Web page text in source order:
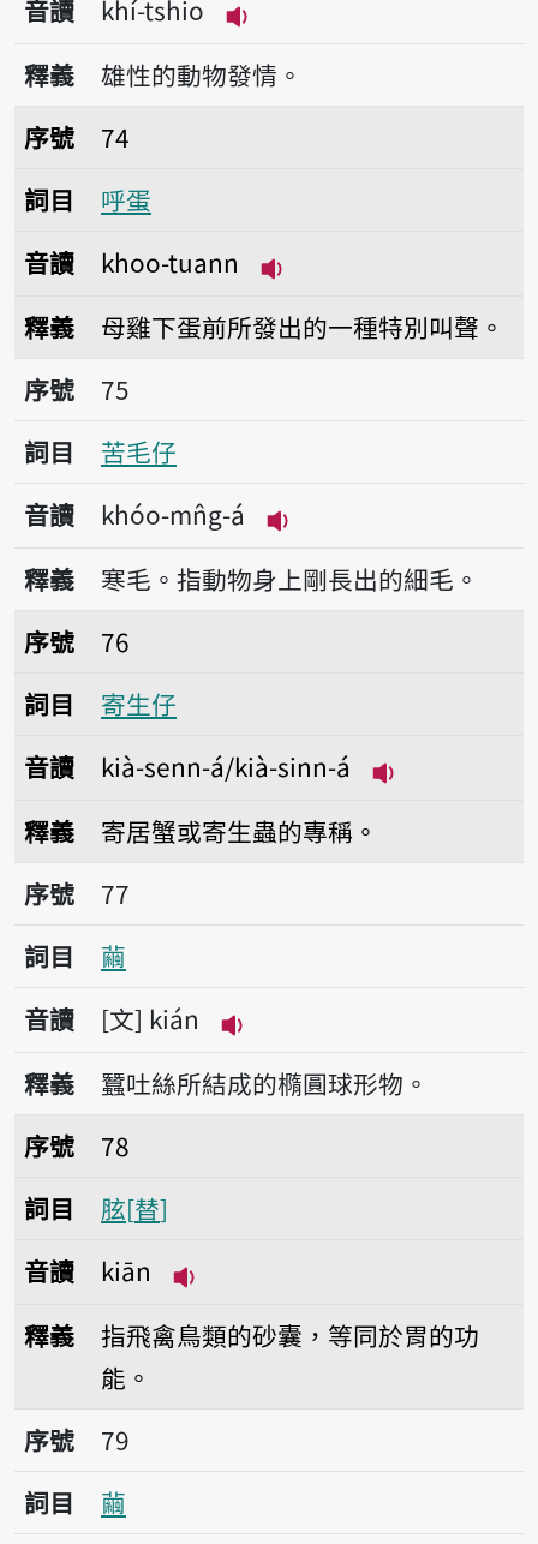
音讀
khí-tshio
播放音讀khí-tshio
釋義
雄性的動物發情。
序號74呼蛋
序號
74
詞目
呼蛋
音讀
khoo-tuann
釋義
母雞下蛋前所發出的一種特別叫聲。
序號75苦毛仔
序號
75
詞目
苦毛仔
音讀
khóo-mn̂g-á
播放音讀khóo-mn̂g-á
釋義
寒毛。指動物身上剛長出的細毛。
序號76寄生仔
序號
76
詞目
寄生仔
音讀
kià-senn-á/kià-sinn-á
釋義
寄居蟹或寄生蟲的專稱。
序號77繭
序號
77
詞目
繭
音讀
文 kián
播放音讀kián
釋義
蠶吐絲所結成的橢圓球形物。
序號78胘
序號
78
詞目
胘 替
音讀
kiān
釋義
指飛禽鳥類的砂囊，等同於胃的功
能。
序號79繭
序號
79
詞目
繭